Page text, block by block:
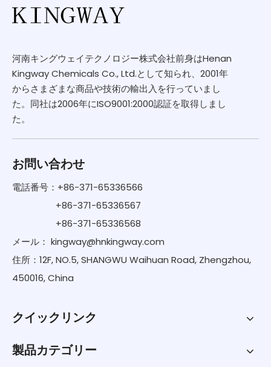
河南キングウェイテクノロジー株式会社前身はHenan
Kingway Chemicals Co., Ltd.として知られ、2001年
からさまざまな商品や技術の輸出入を行っていまし
た。同社は2006年にISO9001:2000認証を取得しまし
た。
お問い合わせ
電話番号：+86-371-65336566
+86-371-65336567
+86-371-65336568
メール： kingway@hnkingway.com
住所：12F, NO.5, SHANGWU Waihuan Road, Zhengzhou,
450016, China
クイックリンク
製品カテゴリー